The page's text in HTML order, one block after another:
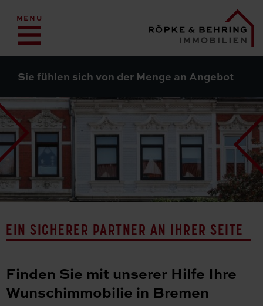
MENU
Sie fühlen sich von der Menge an Angeboten
EIN SICHERER PARTNER AN IHRER SEITE
Finden Sie mit unserer Hilfe Ihre
Wunschimmobilie in Bremen